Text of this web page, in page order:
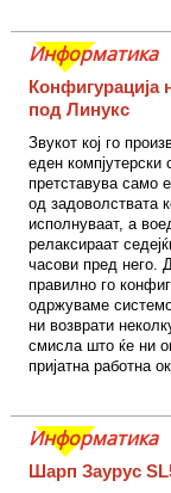
Информатика
Конфигурација
под Линукс
Звукот кој го
еден компјутерски
претставува само
од задоволствата
исполнуваат, а
релаксираат
часови пред него.
правилно го
одржуваме
ни возврати
смисла што ќе ни
пријатна работна
Информатика
Шарп Заурус